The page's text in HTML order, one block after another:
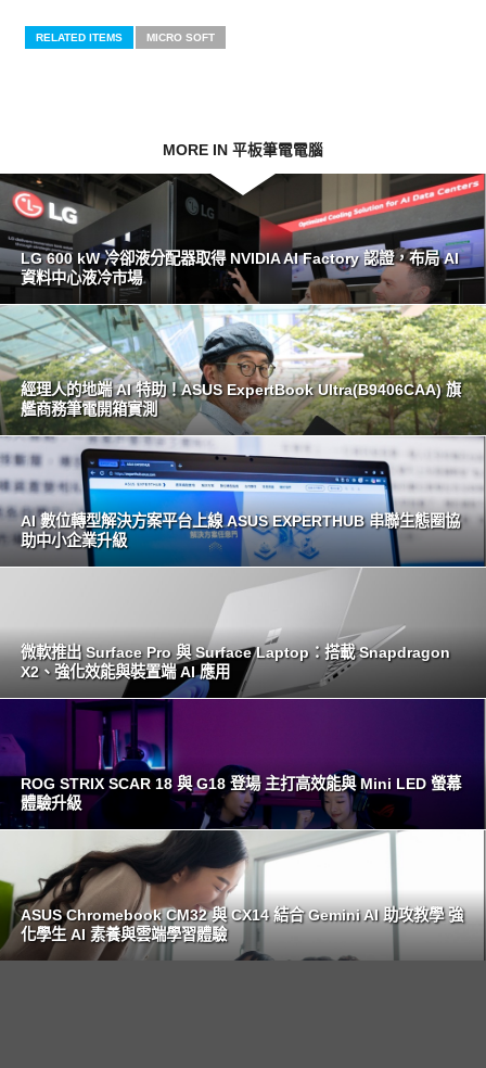
RELATED ITEMS MICRO SOFT
MORE IN 平板筆電電腦
LG 600 kW 冷卻液分配器取得 NVIDIA AI Factory 認證，布局 AI
資料中心液冷市場
經理人的地端 AI 特助！ASUS ExpertBook Ultra(B9406CAA) 旗
艦商務筆電開箱實測
AI 數位轉型解決方案平台上線 ASUS EXPERTHUB 串聯生態圈協
助中小企業升級
微軟推出 Surface Pro 與 Surface Laptop：搭載 Snapdragon
X2、強化效能與裝置端 AI 應用
ROG STRIX SCAR 18 與 G18 登場 主打高效能與 Mini LED 螢幕
體驗升級
ASUS Chromebook CM32 與 CX14 結合 Gemini AI 助攻教學 強
化學生 AI 素養與雲端學習體驗